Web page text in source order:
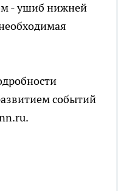
- ушиб нижней
событий